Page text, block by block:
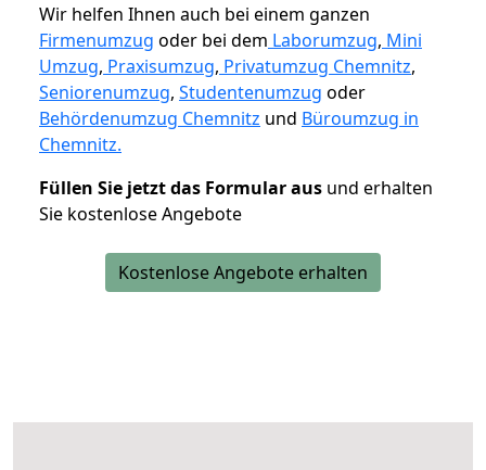
Wir helfen Ihnen auch bei einem ganzen
Firmenumzug oder bei dem Laborumzug, Mini
Umzug, Praxisumzug, Privatumzug Chemnitz,
Seniorenumzug, Studentenumzug oder
Behördenumzug Chemnitz und Büroumzug in
Chemnitz.
Füllen Sie jetzt das Formular aus und erhalten
Sie kostenlose Angebote
Kostenlose Angebote erhalten